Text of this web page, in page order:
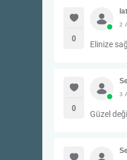
0
2
Elinize
0
3
Güzel değil